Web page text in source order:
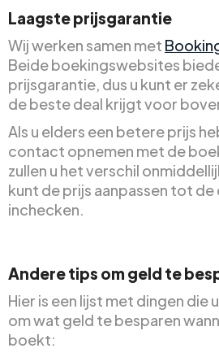
Laagste prijsgarantie
Wij werken samen met
Beide boekingswebsites
prijsgarantie, dus u kunt er
de beste deal krijgt voor
Als u elders een betere prijs
contact opnemen met de
zullen u het verschil
kunt de prijs aanpassen tot
inchecken.
Andere tips om geld te
Hier is een lijst met dingen die
om wat geld te besparen
boekt: